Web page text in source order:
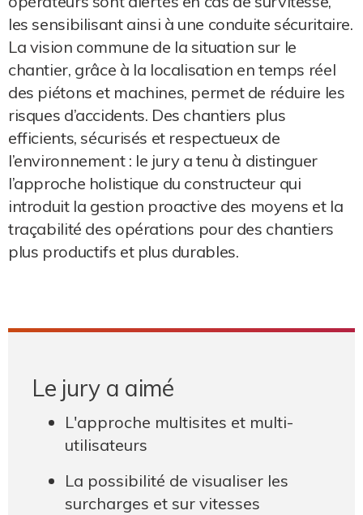
les sensibilisant ainsi à une conduite sécuritaire.
La vision commune de la situation sur le
chantier, grâce à la localisation en temps réel
des piétons et machines, permet de réduire les
risques d’accidents. Des chantiers plus
efficients, sécurisés et respectueux de
l’environnement : le jury a tenu à distinguer
l’approche holistique du constructeur qui
introduit la gestion proactive des moyens et la
traçabilité des opérations pour des chantiers
plus productifs et plus durables.
Le jury a aimé
L'approche multisites et multi-
utilisateurs
La possibilité de visualiser les
surcharges et sur vitesses